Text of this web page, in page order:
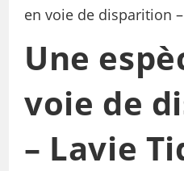
Une
voie de
– Lavie